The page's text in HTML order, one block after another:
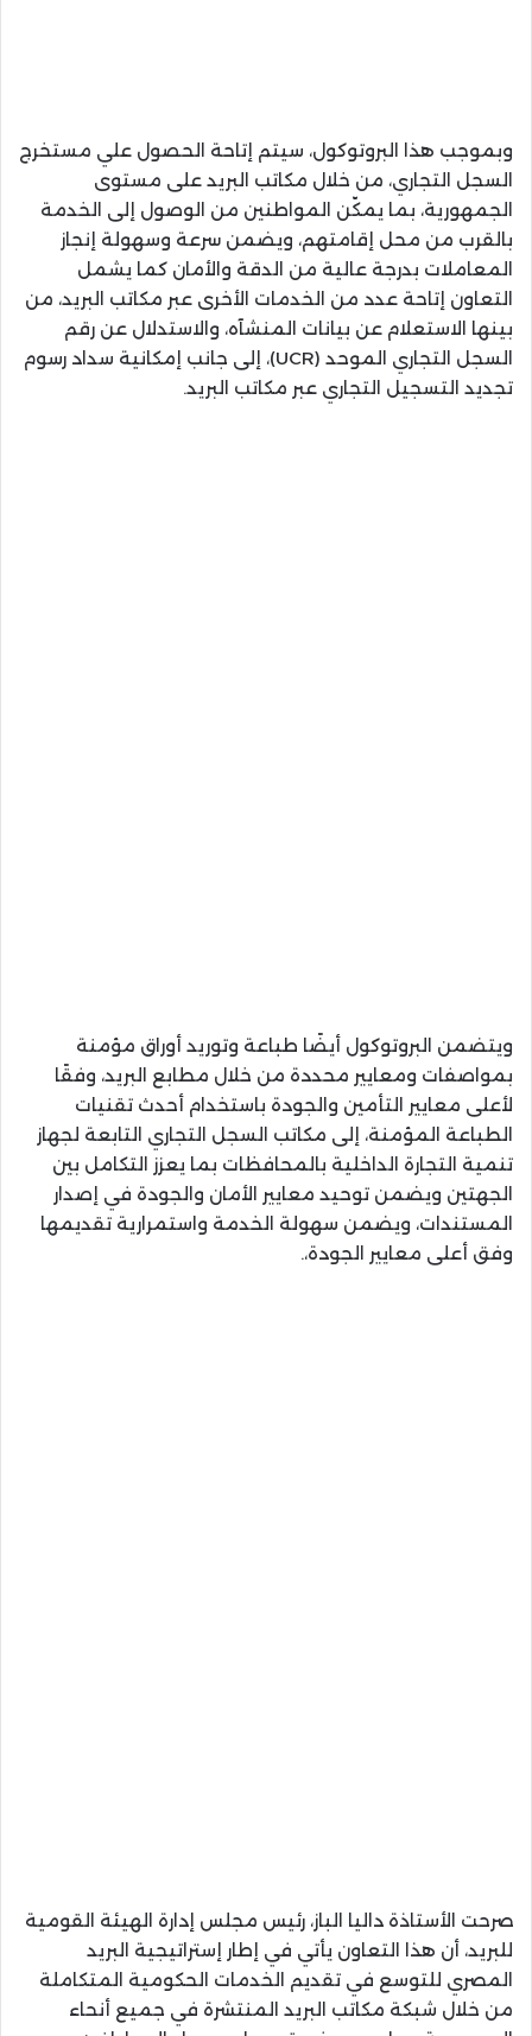
وبموجب هذا البروتوكول، سيتم إتاحة الحصول علي مستخرج
السجل التجاري، من خلال مكاتب البريد على مستوى
الجمهورية، بما يمكّن المواطنين من الوصول إلى الخدمة
بالقرب من محل إقامتهم، ويضمن سرعة وسهولة إنجاز
المعاملات بدرجة عالية من الدقة والأمان كما يشمل
التعاون إتاحة عدد من الخدمات الأخرى عبر مكاتب البريد، من
بينها الاستعلام عن بيانات المنشآه، والاستدلال عن رقم
السجل التجاري الموحد (UCR)، إلى جانب إمكانية سداد رسوم
تجديد التسجيل التجاري عبر مكاتب البريد.
ويتضمن البروتوكول أيضًا طباعة وتوريد أوراق مؤمنة
بمواصفات ومعايير محددة من خلال مطابع البريد، وفقًا
لأعلى معايير التأمين والجودة باستخدام أحدث تقنيات
الطباعة المؤمنة، إلى مكاتب السجل التجاري التابعة لجهاز
تنمية التجارة الداخلية بالمحافظات بما يعزز التكامل بين
الجهتين ويضمن توحيد معايير الأمان والجودة في إصدار
المستندات، ويضمن سهولة الخدمة واستمرارية تقديمها
وفق أعلى معايير الجودة،.
صرحت الأستاذة داليا الباز، رئيس مجلس إدارة الهيئة القومية
للبريد، أن هذا التعاون يأتي في إطار إستراتيجية البريد
المصري للتوسع في تقديم الخدمات الحكومية المتكاملة
من خلال شبكة مكاتب البريد المنتشرة في جميع أنحاء